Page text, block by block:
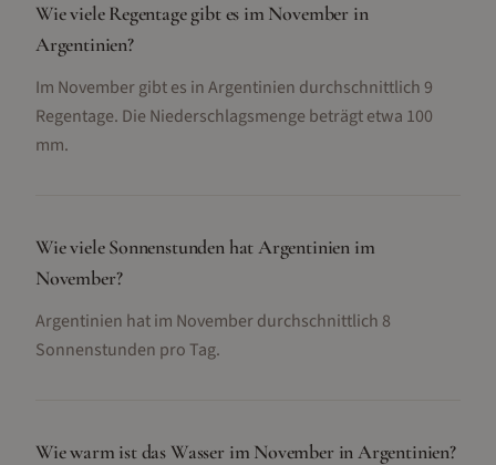
Wie viele Regentage gibt es im November in
Argentinien?
Im November gibt es in Argentinien durchschnittlich 9
Regentage. Die Niederschlagsmenge beträgt etwa 100
mm.
Wie viele Sonnenstunden hat Argentinien im
November?
Argentinien hat im November durchschnittlich 8
Sonnenstunden pro Tag.
Wie warm ist das Wasser im November in Argentinien?